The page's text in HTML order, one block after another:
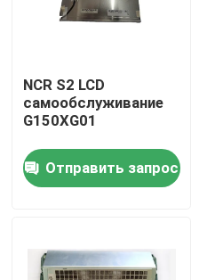
Дом
О нас
NCR S2 LCD
самообслуживание
G150XG01
Отправить запрос